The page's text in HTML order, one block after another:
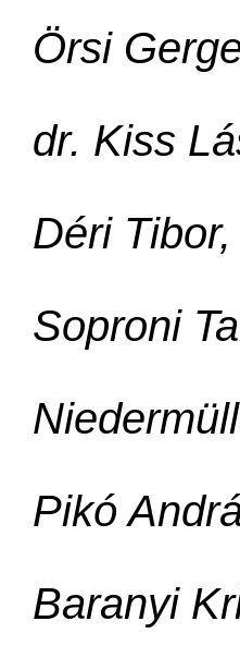
Örsi
dr. Kiss
Déri
Soproni
Pikó
Baranyi